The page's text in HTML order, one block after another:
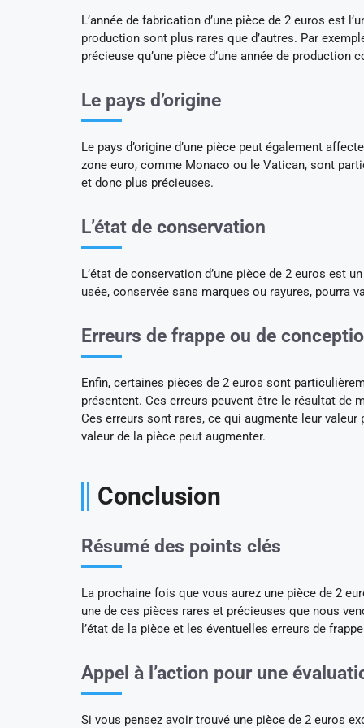
L’année de fabrication d’une pièce de 2 euros est
production sont plus rares que d’autres. Par
précieuse qu’une pièce d’une année de production
Le pays d’origine
Le pays d’origine d’une pièce peut également
zone euro, comme Monaco ou le Vatican, sont
et donc plus précieuses.
L’état de conservation
L’état de conservation d’une pièce de 2 euros est
usée, conservée sans marques ou rayures, pourra
Erreurs de frappe ou de
Enfin, certaines pièces de 2 euros sont
présentent. Ces erreurs peuvent être le résultat de
Ces erreurs sont rares, ce qui augmente leur
valeur de la pièce peut augmenter.
Conclusion
Résumé des points clés
La prochaine fois que vous aurez une pièce de 2
une de ces pièces rares et précieuses que nous
l’état de la pièce et les éventuelles erreurs de
Appel à l’action pour une
Si vous pensez avoir trouvé une pièce de 2 euros